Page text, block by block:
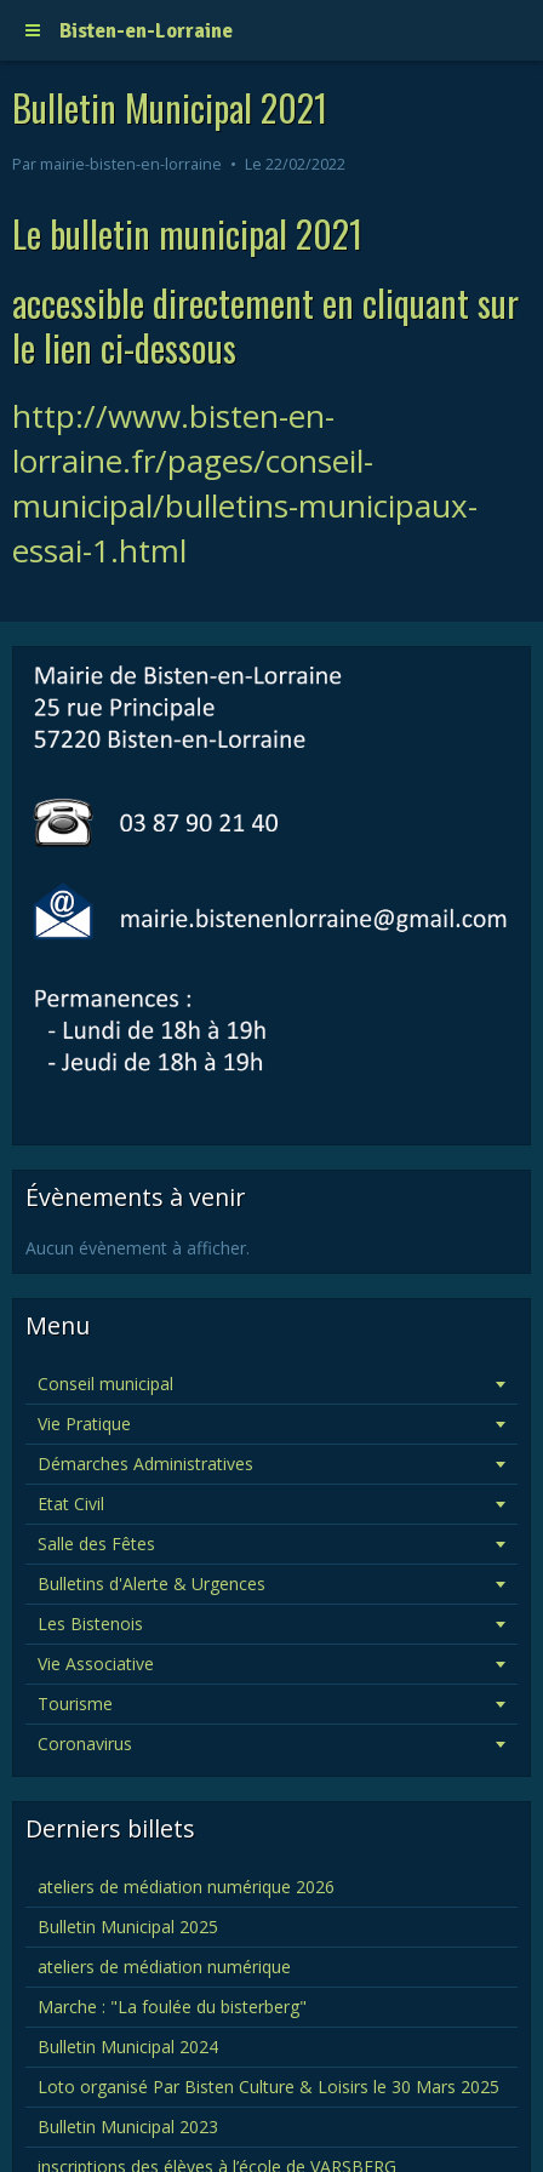
Bisten-en-Lorraine
Bulletin Municipal 2021
Par mairie-bisten-en-lorraine Le 22/02/2022
Le bulletin municipal 2021
accessible directement en cliquant sur
le lien ci-dessous
http://www.bisten-en-
lorraine.fr/pages/conseil-
municipal/bulletins-municipaux-
essai-1.html
Évènements à venir
Aucun évènement à afficher.
Menu
Conseil municipal
Vie Pratique
Démarches Administratives
Etat Civil
Salle des Fêtes
Bulletins d'Alerte & Urgences
Les Bistenois
Vie Associative
Tourisme
Coronavirus
Derniers billets
ateliers de médiation numérique 2026
Bulletin Municipal 2025
ateliers de médiation numérique
Marche : "La foulée du bisterberg"
Bulletin Municipal 2024
Loto organisé Par Bisten Culture & Loisirs le 30 Mars 2025
Bulletin Municipal 2023
inscriptions des élèves à l’école de VARSBERG